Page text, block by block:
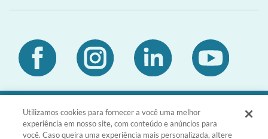
DIA Brasil Sociedade LTDA | CNPJ
03.476.811/0001-51 | Rua da Consolação,
Utilizamos cookies para fornecer a você uma melhor
experiência em nosso site, com conteúdo e anúncios para
você. Caso queira uma experiência mais personalizada, altere